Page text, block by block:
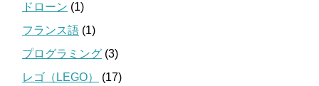
ドローン (1)
フランス語 (1)
プログラミング (3)
レゴ（LEGO）
(17)